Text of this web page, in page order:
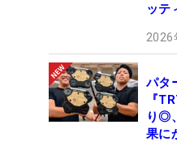
ッテ
2026
パタ
『
り◎
果に